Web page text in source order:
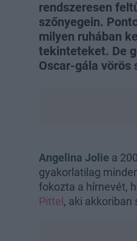
rendszeresen
szőnyegein.
milyen ruhában
tekinteteket. De
Oscar-gála vörös
Angelina Jolie a
gyakorlatilag
fokozta a hírnevét,
Pittel , aki akkoriban